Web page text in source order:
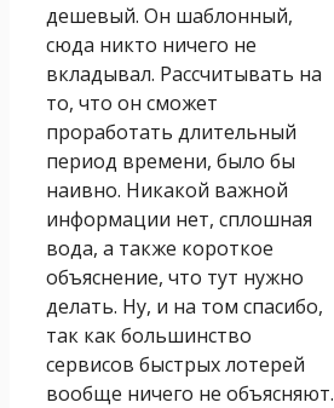
дешевый. Он шаблонный,
сюда никто ничего не
вкладывал. Рассчитывать на
то, что он сможет
проработать длительный
период времени, было бы
наивно. Никакой важной
информации нет, сплошная
вода, а также короткое
объяснение, что тут нужно
делать. Ну, и на том спасибо,
так как большинство
сервисов быстрых лотерей
вообще ничего не объясняют.